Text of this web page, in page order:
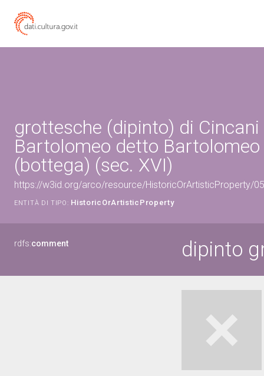
grottesche (dipinto) di Cincani
Bartolomeo detto
(bottega) (sec. XVI)
https://w3id.org/arco/resource/HistoricOrArtisticProperty/
ENTITÀ DI TIPO: HistoricOrArtisticProperty
rdfs:comment dipinto